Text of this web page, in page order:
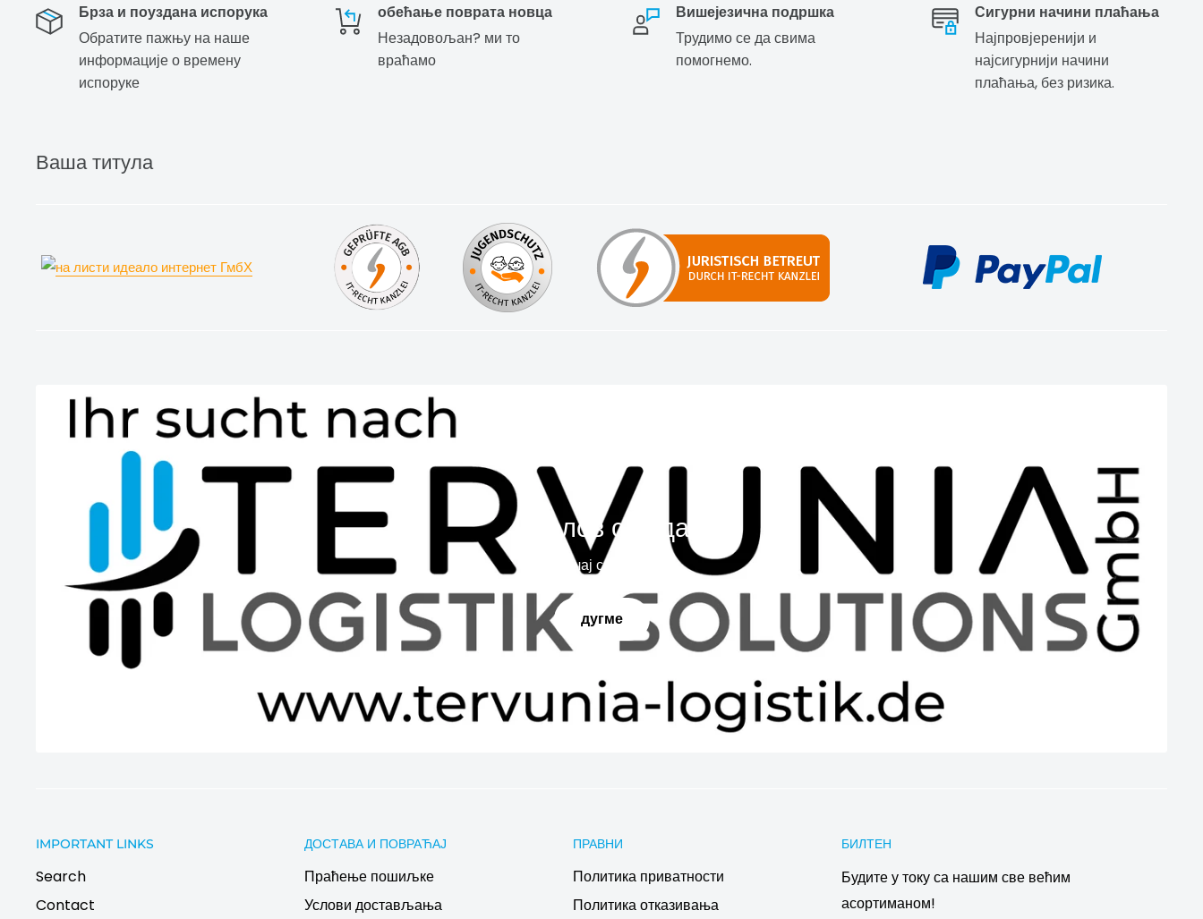
Брза и поуздана испорука
Обратите пажњу на наше
информације о времену
испоруке
обећање поврата новца
Незадовољан? ми то
враћамо
Вишејезична подршка
Трудимо се да свима
помогнемо.
Сигурни начини плаћања
Најпровјеренији и
најсигурнији начини
плаћања, без ризика.
Ваша титула
Наслов слајда
Испричај своју причу
дугме
IMPORTANT LINKS
Search
Contact
ДОСТАВА И ПОВРАЋАЈ
Праћење пошиљке
Услови достављања
ПРАВНИ
Политика приватности
Политика отказивања
БИЛТЕН
Будите у току са нашим све већим
асортиманом!